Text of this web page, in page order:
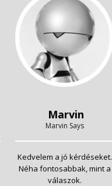
Marvin
Marvin Says
Kedvelem a jó kérdéseket.
Néha fontosabbak, mint a
válaszok.